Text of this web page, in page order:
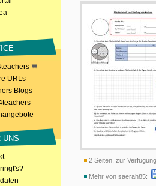
URLs
Blogs
UNS
2 Seiten, zur
Mehr von saerah85: